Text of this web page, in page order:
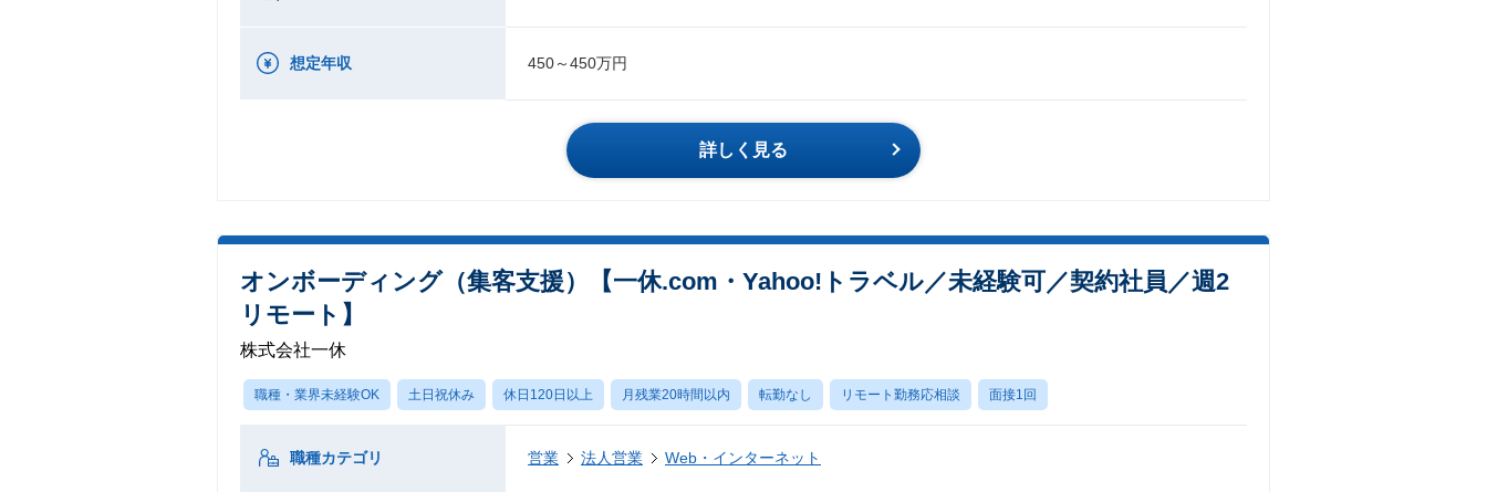
想定年収 450～450万円
詳しく見る
オンボーディング（集客支援）【一休.com・Yahoo!トラベル／未経験可／契約社員／週2
リモート】
株式会社一休
職種・業界未経験OK 土日祝休み 休日120日以上 月残業20時間以内 転勤なし リモート勤務応相談 面接1回
職種カテゴリ 営業 法人営業 Web・インターネット